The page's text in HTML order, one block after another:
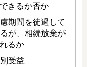
きるか否か
期間を徒過して
が、相続放棄が
るか
受益